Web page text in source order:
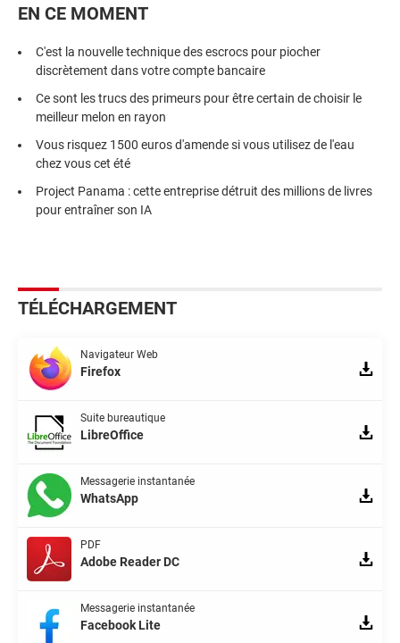
EN CE MOMENT
C'est la nouvelle technique des escrocs pour piocher
discrètement dans votre compte bancaire
Ce sont les trucs des primeurs pour être certain de choisir le
meilleur melon en rayon
Vous risquez 1500 euros d'amende si vous utilisez de l'eau
chez vous cet été
Project Panama : cette entreprise détruit des millions de livres
pour entraîner son IA
TÉLÉCHARGEMENT
Navigateur Web
Firefox
Suite bureautique
LibreOffice
Messagerie instantanée
WhatsApp
PDF
Adobe Reader DC
Messagerie instantanée
Facebook Lite